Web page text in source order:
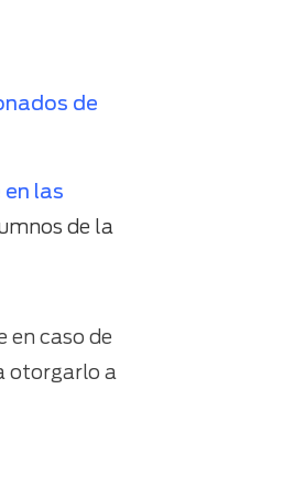
de
en las
de la
en caso de
otorgarlo a